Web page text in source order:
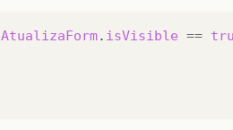
AtualizaForm. isVisible ==